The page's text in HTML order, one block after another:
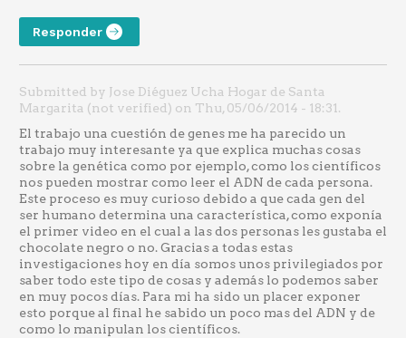
Responder
Submitted by Jose Diéguez Ucha Hogar de Santa
Margarita (not verified) on Thu, 05/06/2014 - 18:31.
El trabajo una cuestión de genes me ha parecido un
trabajo muy interesante ya que explica muchas cosas
sobre la genética como por ejemplo, como los científicos
nos pueden mostrar como leer el ADN de cada persona.
Este proceso es muy curioso debido a que cada gen del
ser humano determina una característica, como exponía
el primer video en el cual a las dos personas les gustaba el
chocolate negro o no. Gracias a todas estas
investigaciones hoy en día somos unos privilegiados por
saber todo este tipo de cosas y además lo podemos saber
en muy pocos días. Para mi ha sido un placer exponer
esto porque al final he sabido un poco mas del ADN y de
como lo manipulan los científicos.